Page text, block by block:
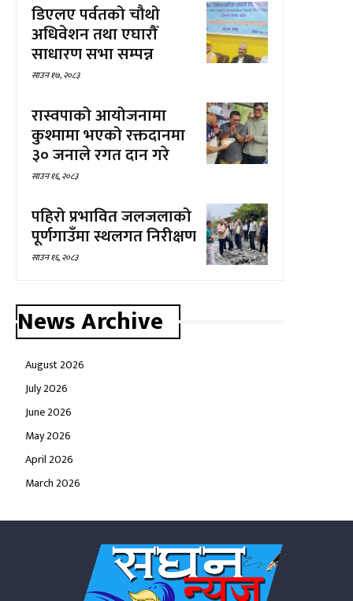
डिएलए पर्वतको चौथो
अधिवेशन तथा एघारौँ
साधारण सभा सम्पन्न
साउन १७, २०८३
रास्वपाको आयोजनामा
कुश्मामा भएको रक्तदानमा
३० जनाले रगत दान गरे
साउन १६, २०८३
पहिरो प्रभावित जलजलाको
पूर्णगाउँमा स्थलगत निरीक्षण
साउन १६, २०८३
News Archive
August 2026
July 2026
June 2026
May 2026
April 2026
March 2026